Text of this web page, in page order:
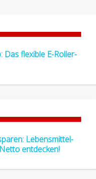
Das flexible E-Roller-
Lebensmittel-
entdecken!